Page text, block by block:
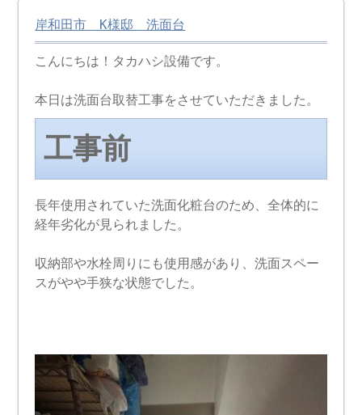
岸和田市 K様邸 洗面台
こんにちは！タカハシ設備です。
本日は洗面台取替工事をさせていただきました。
工事前
長年使用されていた洗面化粧台のため、全体的に
経年劣化が見られました。
収納部や水栓周りにも使用感があり、洗面スペー
スがやや手狭な状態でした。